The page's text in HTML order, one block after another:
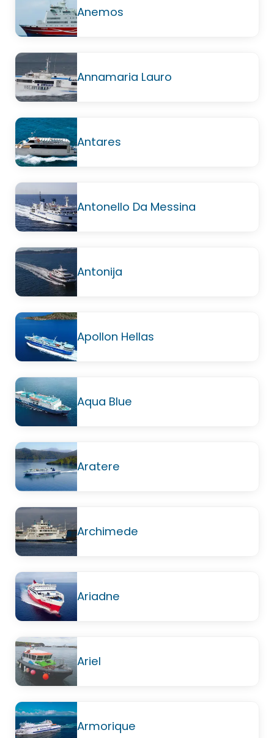
Anemos
Annamaria Lauro
Antares
Antonello Da Messina
Antonija
Apollon Hellas
Aqua Blue
Aratere
Archimede
Ariadne
Ariel
Armorique